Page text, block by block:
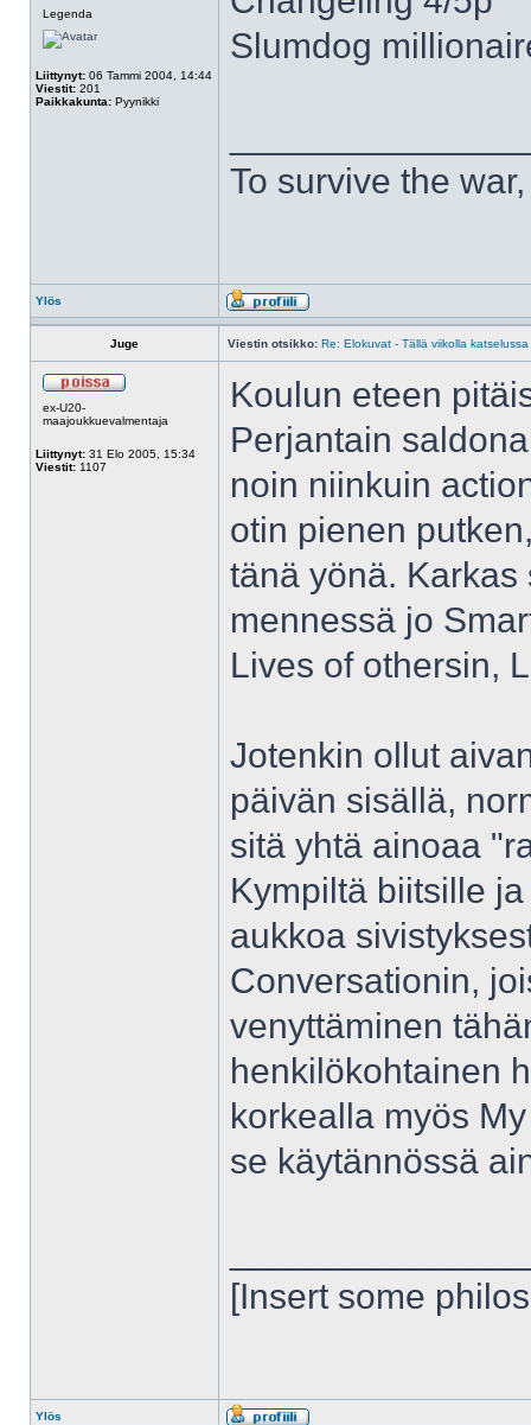
Legenda
Liittynyt: 06 Tammi 2004, 14:44
Viestit: 201
Paikkakunta: Pyynikki
Slumdog
To survive the
Ylös
Juge Viestin otsikko: Re: Elokuvat - Tällä viikolla katselussa
ex-U20-
maajoukkuevalmentaja
Liittynyt: 31 Elo 2005, 15:34
Viestit: 1107
Koulun eteen
Perjantain
noin niinkuin
otin pienen
tänä yönä.
mennessä jo
Lives of othersin,
Jotenkin ollut
päivän sisällä,
sitä yhtä ainoaa
Kympiltä biitsille
aukkoa
Conversationin,
venyttäminen
henkilökohtainen
korkealla myös
se käytännössä
[Insert some
Ylös